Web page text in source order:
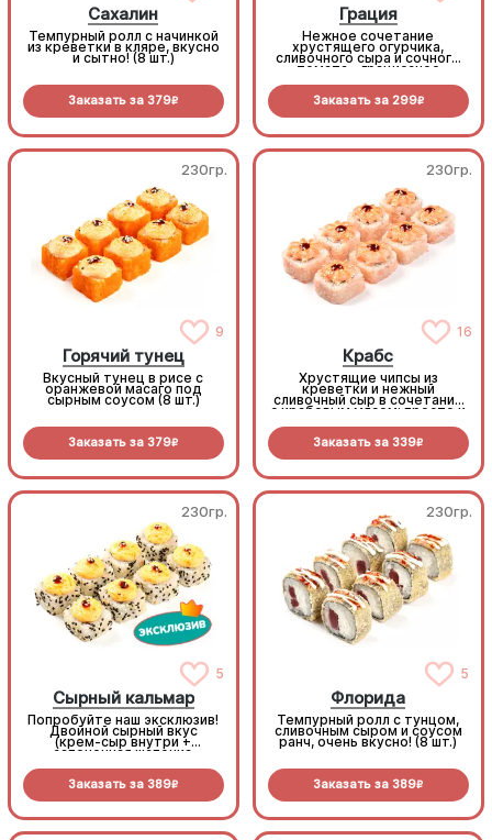
Сахалин
Темпурный ролл с начинкой
из креветки в кляре, вкусно
и сытно! (8 шт.)
Заказать за 379R
Грация
Нежное сочетание
хрустящего огурчика,
сливочного сыра и сочного
томата - грациозное
Заказать за 299R
230гр.
9
Горячий тунец
Вкусный тунец в рисе с
оранжевой масаго под
сырным соусом (8 шт.)
Заказать за 379R
230гр.
16
Крабс
Хрустящие чипсы из
креветки и нежный
сливочный сыр в сочетании
с крабовым мясом: просто и
Заказать за 339R
230гр.
5
Сырный кальмар
Попробуйте наш эксклюзив!
Двойной сырный вкус
(крем-сыр внутри +
запеченная шапочка
обволакивает уникальную
начинку из кальмара в
Заказать за 389R
230гр.
5
Флорида
Темпурный ролл с тунцом,
сливочным сыром и соусом
ранч, очень вкусно! (8 шт.)
Заказать за 389R